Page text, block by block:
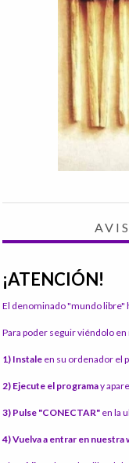
¡ATENCIÓN!
El denominado "mundo libre"
Para poder seguir viéndolo
1) Instale en su ordenador el
2) Ejecute el programay
3) Pulse "CONECTAR" en la
4) Vuelva a entrar en nuestra